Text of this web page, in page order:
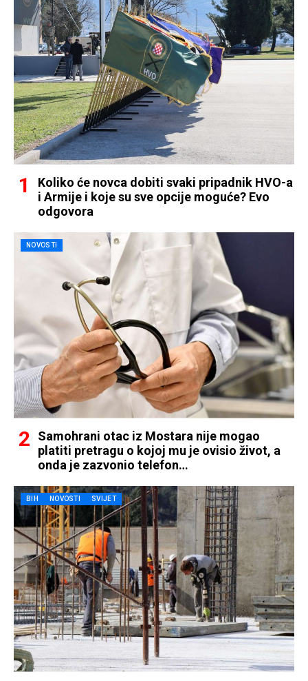
Koliko će novca dobiti svaki pripadnik HVO-a
i Armije i koje su sve opcije moguće? Evo
odgovora
NOVOSTI
Samohrani otac iz Mostara nije mogao
platiti pretragu o kojoj mu je ovisio život, a
onda je zazvonio telefon…
BIH NOVOSTI SVIJET